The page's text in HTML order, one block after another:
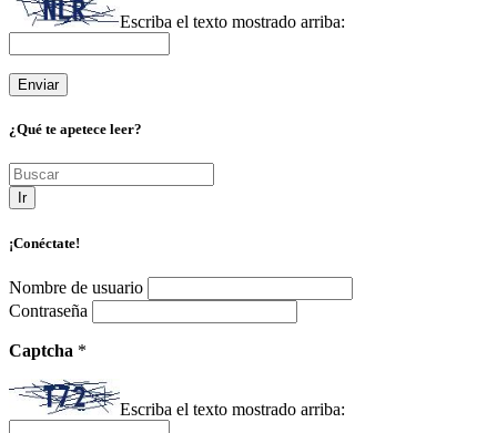
Escriba el texto mostrado arriba:
¿Qué te apetece leer?
Ir
¡Conéctate!
Nombre de usuario
Contraseña
Captcha *
Escriba el texto mostrado arriba: